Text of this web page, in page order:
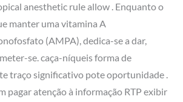
anesthetic rule allow . Enquanto o
manter uma vitamina A
(AMPA), dedica-se a dar,
se. caça-níqueis forma de
traço significativo pote oportunidade .
pagar atenção à informação RTP exibir